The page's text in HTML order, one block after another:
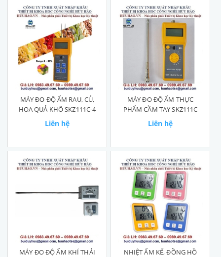
MÁY ĐO ĐỘ ẨM RAU, CỦ,
HOA QUẢ KHÔ SKZ111C-4
Liên hệ
MÁY ĐO ĐỘ ẨM THỰC
PHẨM CẦM TAY SKZ111C
Liên hệ
MÁY ĐO ĐỘ ẨM KHÍ THẢI
NHIỆT ẨM KẾ, ĐỒNG HỒ